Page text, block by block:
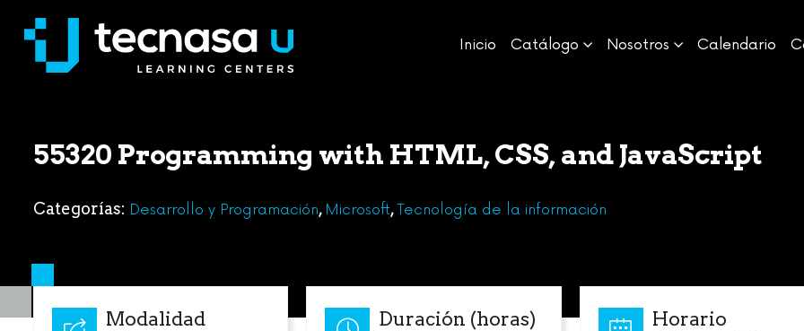
Inicio Catálogo Nosotros Calendario
55320 Programming with HTML, CSS, and JavaScript
Categorías: Desarrollo y Programación, Microsoft,Tecnología de la información
Modalidad Duración (horas) Horario